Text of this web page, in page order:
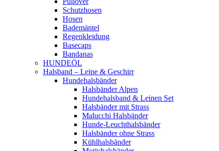
Schutzhosen
Hosen
Bademäntel
Regenkleidung
Basecaps
Bandanas
HUNDEÖL
Halsband – Leine & Geschirr
Hundehalsbänder
Halsbänder Alpen
Hundehalsband & Leinen Set
Halsbänder mit Strass
Malucchi Halsbänder
Hunde-Leuchthalsbänder
Halsbänder ohne Strass
Kühlhalsbänder